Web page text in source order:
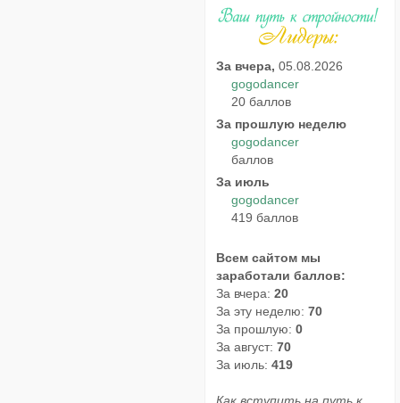
За вчера, 05.08.2026
gogodancer
20 баллов
За прошлую неделю
gogodancer
баллов
За июль
gogodancer
419 баллов
Всем сайтом мы
заработали баллов:
За вчера: 20
За эту неделю: 70
За прошлую: 0
За август: 70
За июль: 419